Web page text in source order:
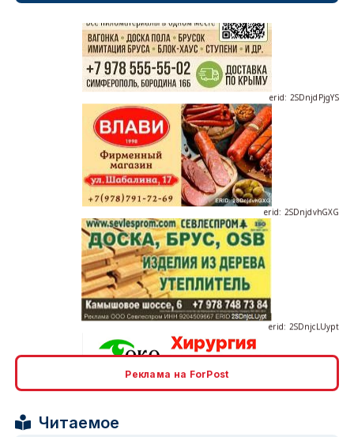
erid: 2SDnjdPjgYS
erid: 2SDnjdvhGXG
erid: 2SDnjcrDNw6
Реклама на ForPost
Читаемое